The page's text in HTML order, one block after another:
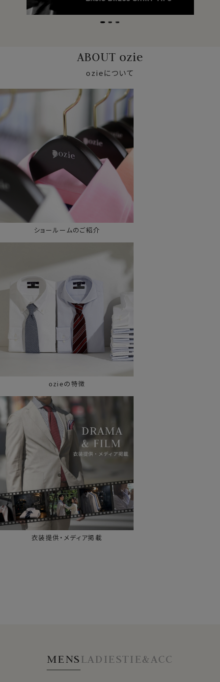
ABOUT ozie
ozieについて
ショールームのご紹介
ozieの特徴
衣装提供・メディア掲載
MENSLADIESTIE&ACC